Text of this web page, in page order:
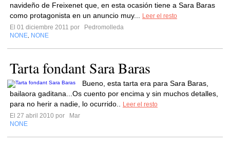
navideño de Freixenet que, en esta ocasión tiene a Sara Baras
como protagonista en un anuncio muy...
Leer el resto
El 01 diciembre 2011 por
Pedromolleda
NONE NONE
Tarta fondant Sara Baras
Bueno, esta tarta era para Sara Baras,
bailaora gaditana...Os cuento por encima y sin muchos detalles,
para no herir a nadie, lo ocurrido..
Leer el resto
El 27 abril 2010 por
Mar
NONE